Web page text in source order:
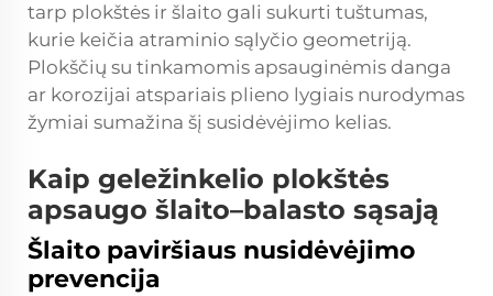
tarp plokštės ir šlaito gali sukurti tuštumas,
kurie keičia atraminio sąlyčio geometriją.
Plokščių su tinkamomis apsauginėmis danga
ar korozijai atspariais plieno lygiais nurodymas
žymiai sumažina šį susidėvėjimo kelias.
Kaip geležinkelio plokštės
apsaugo šlaito–balasto sąsają
Šlaito paviršiaus nusidėvėjimo
prevencija